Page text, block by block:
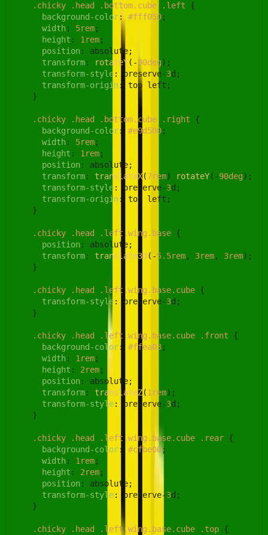
.chicky .head .bottom.cube .left {
background-color: #fff050;
width: 5rem;
height : 1rem;
position: absolute;
transform: rotateY(-90deg);
transform-style: preserve-3d;
transform-origin : top left;
    }
.chicky .head .bottom.cube .right {
background-color: #e9d500;
width: 5rem;
height : 1rem;
position: absolute;
transform: translateX(7rem) rotateY(-90deg);
transform-style: preserve-3d;
transform-origin : top left;
    }
.chicky .head .left .wing .base {
position: absolute;
transform: translate3d (-5.5rem, 3rem, 3rem);
    }
.chicky .head .left .wing .base.cube {
transform-style: preserve-3d;
    }
.chicky .head .left .wing .base.cube .front {
background-color: #ffea03;
width: 1rem;
height : 2rem;
position: absolute;
transform: translateZ(1rem);
transform-style: preserve-3d;
    }
.chicky .head .left .wing .base.cube .rear {
background-color: #cfbe00;
width: 1rem;
height : 2rem;
position: absolute;
transform-style: preserve-3d;
    }
.chicky .head .left.wing .base.cube .top {